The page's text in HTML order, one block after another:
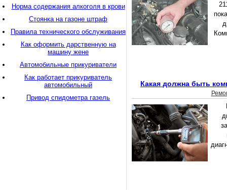
Какая должна быть
Норма содержания алкоголя в крови
Стоянка на газоне штраф
Правила технического обслуживания
Как оформить дарственную на
машину жене
Автомобильные прикуриватели
Как работает прикуриватель
автомобильный
Привод спидометра газель